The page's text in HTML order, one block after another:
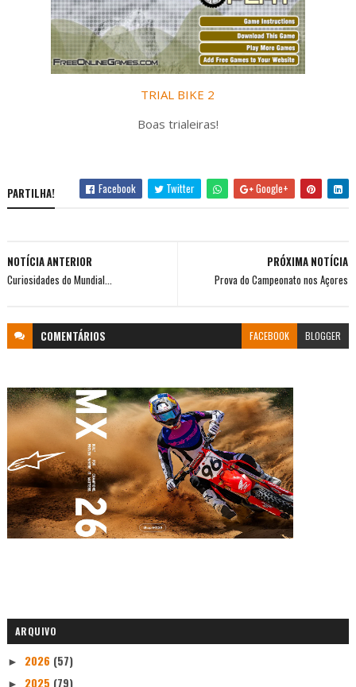
TRIAL BIKE 2
Boas trialeiras!
PARTILHA! Facebook Twitter Google+
PRÓXIMA NOTÍCIA
Prova do Campeonato nos Açores
NOTÍCIA ANTERIOR
Curiosidades do Mundial...
COMENTÁRIOS FACEBOOK BLOGGER
ARQUIVO
► 2026 (57)
► 2025 (79)